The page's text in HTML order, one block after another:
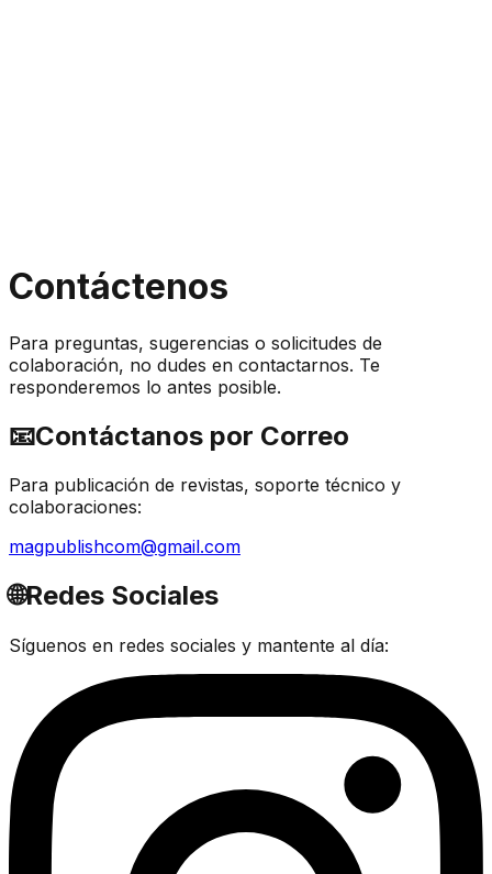
Contáctenos
Para preguntas, sugerencias o solicitudes de
colaboración, no dudes en contactarnos. Te
responderemos lo antes posible.
📧Contáctanos por Correo
Para publicación de revistas, soporte técnico y
colaboraciones:
magpublishcom@gmail.com
🌐Redes Sociales
Síguenos en redes sociales y mantente al día: